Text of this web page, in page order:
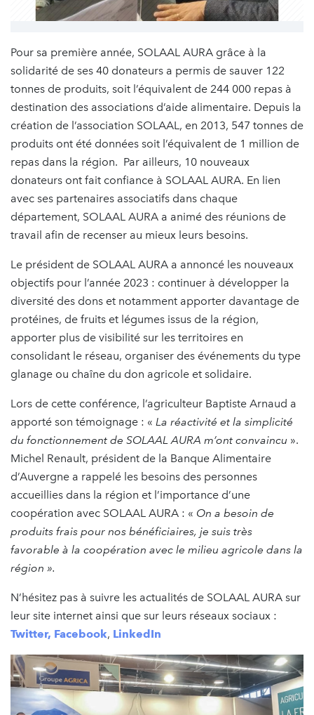
Pour sa première année, SOLAAL AURA grâce à la
solidarité de ses 40 donateurs a permis de sauver 122
tonnes de produits, soit l’équivalent de 244 000 repas à
destination des associations d’aide alimentaire. Depuis la
création de l’association SOLAAL, en 2013, 547 tonnes de
produits ont été données soit l’équivalent de 1 million de
repas dans la région. Par ailleurs, 10 nouveaux
donateurs ont fait confiance à SOLAAL AURA. En lien
avec ses partenaires associatifs dans chaque
département, SOLAAL AURA a animé des réunions de
travail afin de recenser au mieux leurs besoins.
Le président de SOLAAL AURA a annoncé les nouveaux
objectifs pour l’année 2023 : continuer à développer la
diversité des dons et notamment apporter davantage de
protéines, de fruits et légumes issus de la région,
apporter plus de visibilité sur les territoires en
consolidant le réseau, organiser des événements du type
glanage ou chaîne du don agricole et solidaire.
Lors de cette conférence, l’agriculteur Baptiste Arnaud a
apporté son témoignage : « La réactivité et la simplicité
du fonctionnement de SOLAAL AURA m’ont convaincu ».
Michel Renault, président de la Banque Alimentaire
d’Auvergne a rappelé les besoins des personnes
accueillies dans la région et l’importance d’une
coopération avec SOLAAL AURA : « On a besoin de
produits frais pour nos bénéficiaires, je suis très
favorable à la coopération avec le milieu agricole dans la
région ».
N’hésitez pas à suivre les actualités de SOLAAL AURA sur
leur site internet ainsi que sur leurs réseaux sociaux :
Twitter, Facebook, LinkedIn